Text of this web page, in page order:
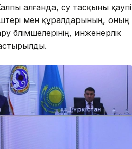
алғанда, су тасқыны қаупі
мен құралдарының, оның
бөлімшелерінің, инженерлік